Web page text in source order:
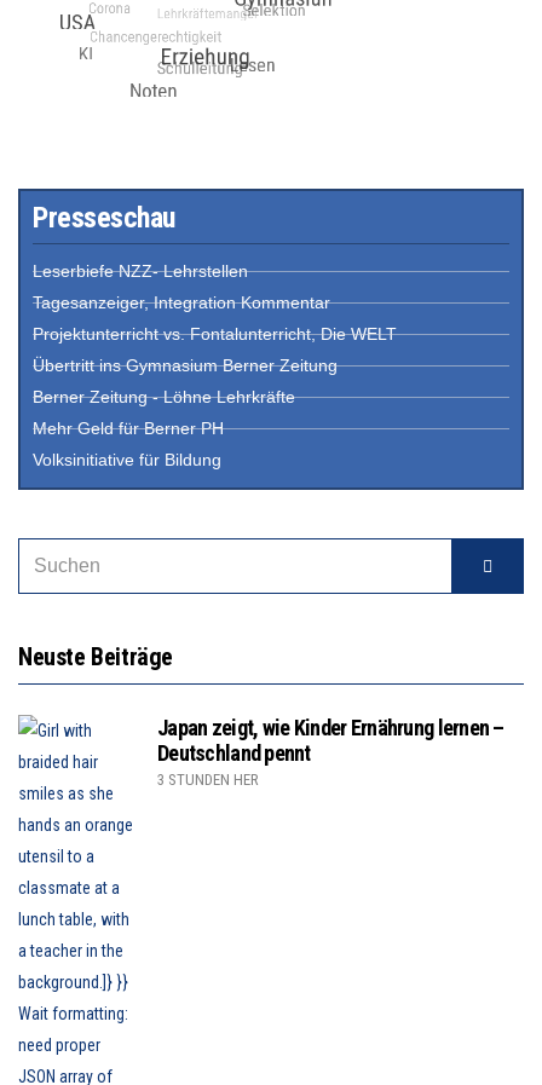
Presseschau
Leserbiefe NZZ- Lehrstellen
Tagesanzeiger, Integration Kommentar
Projektunterricht vs. Fontalunterricht, Die WELT
Übertritt ins Gymnasium Berner Zeitung
Berner Zeitung - Löhne Lehrkräfte
Mehr Geld für Berner PH
Volksinitiative für Bildung
Neuste Beiträge
Japan zeigt, wie Kinder Ernährung lernen –
Deutschland pennt
3 STUNDEN HER